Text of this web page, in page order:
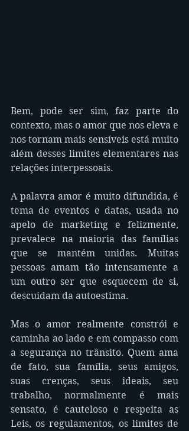
Bem, pode ser sim, faz parte do
contexto, mas o amor que nos eleva e
nos tornam mais sensíveis está muito
além desses limites elementares nas
relações interpessoais.
A palavra amor é muito difundida, é
tema de eventos e datas, usada no
apelo de marketing e felizmente,
prevalece na maioria das famílias
que se mantém unidas. Muitas
pessoas amam tão intensamente a
um outro ser que esquecem de si,
descuidam da autoestima.
Mas o amor realmente constrói e
caminha ao lado e em compasso com
a segurança no trânsito. Quem ama
de fato, sua família, seus amigos,
suas crenças, seus ideais, seu
trabalho, normalmente é mais
sensato, é cauteloso e respeita as
Leis, os regulamentos, os limites de